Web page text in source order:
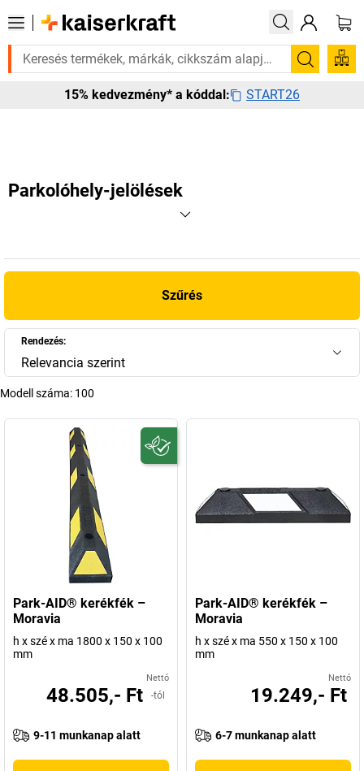
rá? Válogatott bestseller termékeinket 3–4 munkanapon belül
Keresés
15% kedvezmény* a kóddal: START26
Parkolóhely-jelölések
Szűrés
Rendezés:
Relevancia szerint
Modell száma: 100
Park-AID® kerékfék –
Moravia
h x szé x ma 1800 x 150 x 100
mm
Nettó
48.505,- Ft -tól
9-11 munkanap alatt
Park-AID® kerékfék –
Moravia
h x szé x ma 550 x 150 x 100
mm
Nettó
19.249,- Ft
6-7 munkanap alatt